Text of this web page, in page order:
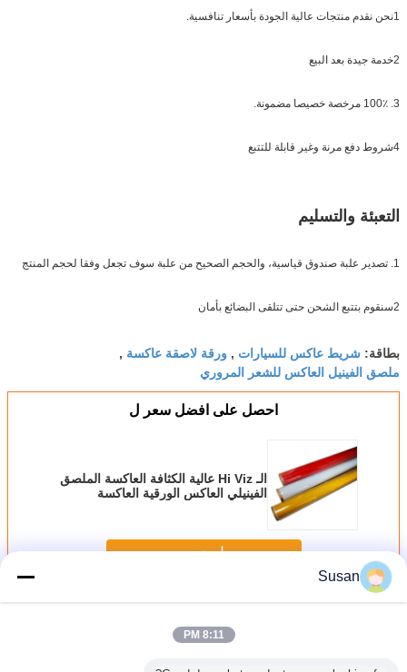
1نحن نقدم منتجات عالية الجودة بأسعار تنافسية.
2خدمة جيدة بعد البيع
3. 100٪ مرخصة خصيصا مضمونة.
4شروط دفع مرنة وغير قابلة للتتبع
التعبئة والتسليم
1. تصدير علبة صندوق قياسية، والحجم الصحيح من علبة سوف تجعل وفقا لحجم المنتج
2سنقوم بتتبع الشحن حتى تتلقى البضائع بأمان
بطاقة: شريط عاكس للسيارات , ورقة لاصقة عاكسة ,
ملصق الفينيل العاكس للشعر المروري
احصل على افضل سعر ل
الـ Hi Viz عالية الكثافة العاكسة الملصق
الفينيلي العاكس الورقية العاكسة
استمر
أكثرصحائف شريط عاكس
Susan
8:11 PM